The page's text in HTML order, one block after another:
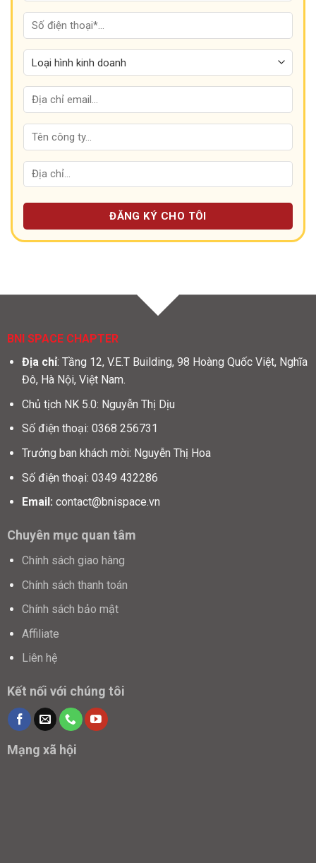
BNI SPACE CHAPTER
Địa chỉ: Tầng 12, V.E.T Building, 98 Hoàng Quốc Việt, Nghĩa
Đô, Hà Nội, Việt Nam.
Chủ tịch NK 5.0: Nguyễn Thị Dịu
Số điện thoại: 0368 256731
Trưởng ban khách mời: Nguyễn Thị Hoa
Số điện thoại: 0349 432286
Email: contact@bnispace.vn
Chuyên mục quan tâm
Chính sách giao hàng
Chính sách thanh toán
Chính sách bảo mật
Affiliate
Liên hệ
Kết nối với chúng tôi
Mạng xã hội